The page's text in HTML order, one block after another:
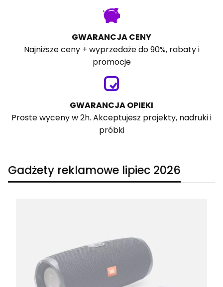
GWARANCJA CENY
Najniższe ceny + wyprzedaże do 90%, rabaty i
promocje
GWARANCJA OPIEKI
Proste wyceny w 2h. Akceptujesz projekty, nadruki i
próbki
Gadżety reklamowe lipiec 2026